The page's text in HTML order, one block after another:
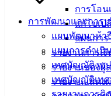
การโอ
แก้ไขเป
แผนการ
รายงานการเงิ
รายงานของผู้
รายงานแสดง
การพัฒนาและการ
แผนพัฒนาห้า
แผนการดำเนิ
เทศบัญญัติงบ
เทศบัญญัติเทศ
รายงานการติ
ดาวน์โหลด
แบบ
ฟอร์ม,
เอกสาร
คู่มือ
สำหรับ